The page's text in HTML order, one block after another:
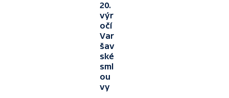
20.
výr
očí
Var
šav
ské
sml
ou
vy